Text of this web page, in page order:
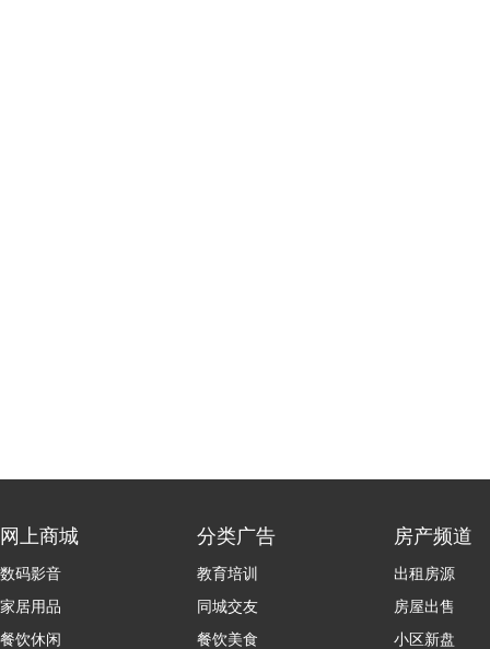
网上商城
数码影音
家居用品
餐饮休闲
分类广告
教育培训
同城交友
餐饮美食
房产频道
出租房源
房屋出售
小区新盘